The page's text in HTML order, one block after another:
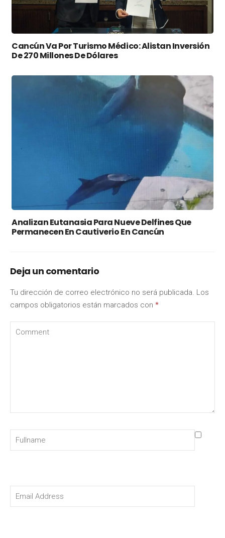
Cancún Va Por Turismo Médico: Alistan Inversión
De 270 Millones De Dólares
Analizan Eutanasia Para Nueve Delfines Que
Permanecen En Cautiverio En Cancún
Deja un comentario
Tu dirección de correo electrónico no será publicada. Los
campos obligatorios están marcados con *